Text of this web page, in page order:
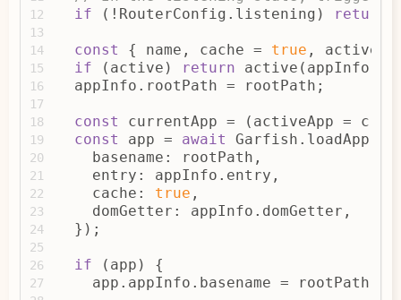
79
80
81
82
83
84
85
86
87
88
89
90
91
92
93
94
                ),
query:
              },
            },
          }),
        );
      },
false ,
    );
  }
  addRouterListener();
12
13
14
15
16
17
18
19
20
21
22
23
24
25
26
27
if (!RouterConfig.listening) return
const { name, cache = true , active }
if (active) return active(appInfo,
  appInfo.rootPath = rootPath;
const currentApp = (activeApp =
const app = await
    basename: rootPath,
    entry: appInfo.entry,
    cache:
true ,
    domGetter: appInfo.domGetter,
  });
if (app) {
    app.appInfo.basename = rootPath;